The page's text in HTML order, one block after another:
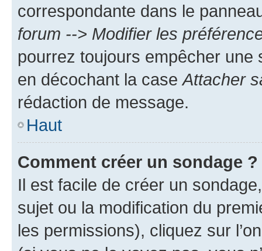
correspondante dans le
forum --> Modifier les
pourrez toujours empêcher une
en décochant la case Attacher
rédaction de message.
Haut
Comment créer un sondage ?
Il est facile de créer un
sujet ou la modification du
les permissions), cliquez sur